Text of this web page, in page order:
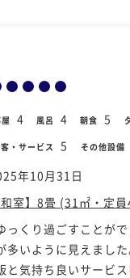
4 風呂 4 朝食 5
・サービス 5 その他設備
年10月31日
和室】8畳 (31㎡・定
っくり過ごすことが
多いように見えまし
と気持ち良いサービ